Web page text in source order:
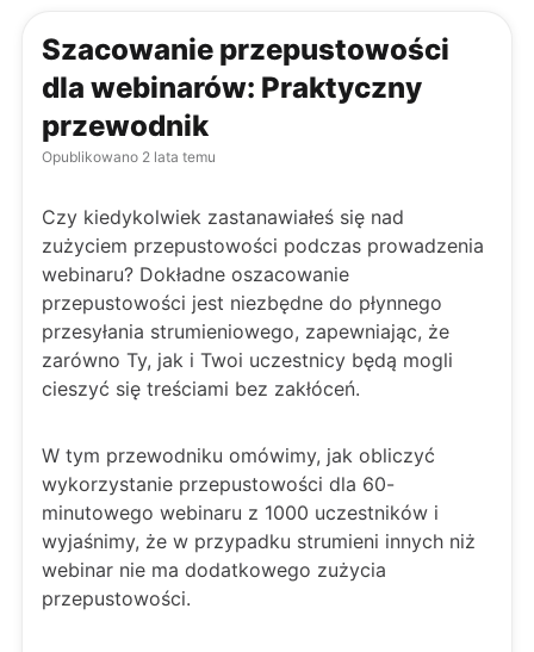
Szacowanie przepustowości
dla webinarów: Praktyczny
przewodnik
Opublikowano 2 lata temu
Czy kiedykolwiek zastanawiałeś się nad
zużyciem przepustowości podczas prowadzenia
webinaru? Dokładne oszacowanie
przepustowości jest niezbędne do płynnego
przesyłania strumieniowego, zapewniając, że
zarówno Ty, jak i Twoi uczestnicy będą mogli
cieszyć się treściami bez zakłóceń.
W tym przewodniku omówimy, jak obliczyć
wykorzystanie przepustowości dla 60-
minutowego webinaru z 1000 uczestników i
wyjaśnimy, że w przypadku strumieni innych niż
webinar nie ma dodatkowego zużycia
przepustowości.